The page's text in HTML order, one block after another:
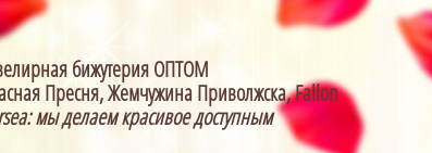
бижутерия ОПТОМ
Пресня, Жемчужина Приволжска, Fallon
мы делаем красивое доступным